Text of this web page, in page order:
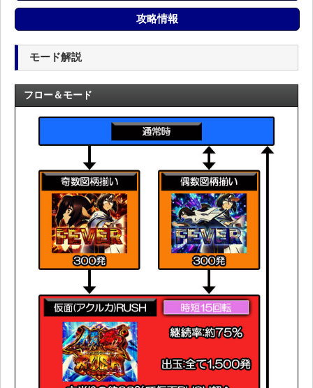
攻略情報
モード解説
フロー＆モード